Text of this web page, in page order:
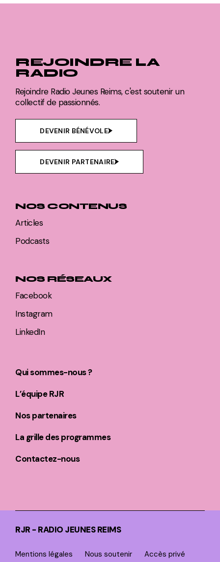
REJOINDRE LA
RADIO
Rejoindre Radio Jeunes Reims, c'est soutenir un
collectif de passionnés.
DEVENIR BÉNÉVOLE
DEVENIR PARTENAIRE
NOS CONTENUS
Articles
Podcasts
NOS RÉSEAUX
Facebook
Instagram
LinkedIn
Qui sommes-nous ?
L’équipe RJR
Nos partenaires
La grille des programmes
Contactez-nous
RJR - RADIO JEUNES REIMS
Mentions légales Nous soutenir Accès privé